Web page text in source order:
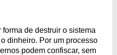
de destruir o sistema
dinheiro. Por um processo
podem confiscar, sem